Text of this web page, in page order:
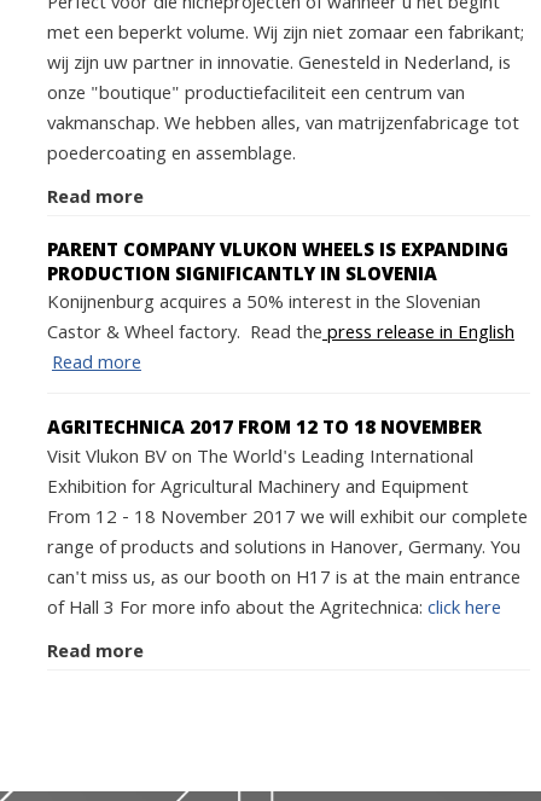
met een beperkt volume. Wij zijn niet zomaar een fabrikant;
wij zijn uw partner in innovatie. Genesteld in Nederland, is
onze "boutique" productiefaciliteit een centrum van
vakmanschap. We hebben alles, van matrijzenfabricage tot
poedercoating en assemblage.
Read more
PARENT COMPANY VLUKON WHEELS IS EXPANDING
PRODUCTION SIGNIFICANTLY IN SLOVENIA
Konijnenburg acquires a 50% interest in the Slovenian
Castor & Wheel factory. Read thepress release in English
Read more
AGRITECHNICA 2017 FROM 12 TO 18 NOVEMBER
Visit Vlukon BV on The World's Leading International
Exhibition for Agricultural Machinery and Equipment
From 12 - 18 November 2017 we will exhibit our complete
range of products and solutions in Hanover, Germany. You
can't miss us, as our booth on H17 is at the main entrance
of Hall 3 For more info about the Agritechnica:click here
Read more